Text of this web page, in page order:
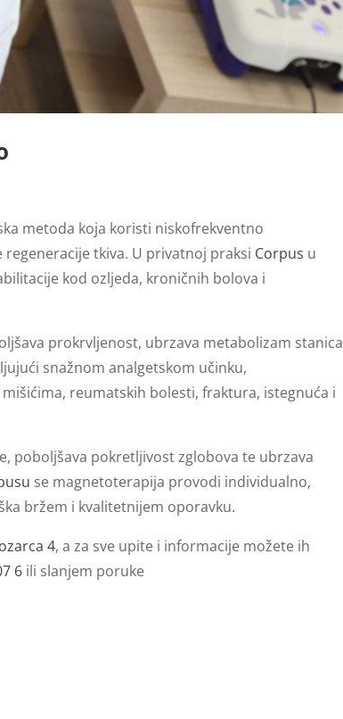
metoda koja koristi niskofrekventno
tkiva. U privatnoj praksi Corpus u
kod ozljeda, kroničnih bolova i
prokrvljenost, ubrzava metabolizam stanica
snažnom analgetskom učinku,
reumatskih bolesti, fraktura, istegnuća i
poboljšava pokretljivost zglobova te ubrzava
se magnetoterapija provodi individualno,
bržem i kvalitetnijem oporavku.
4, a za sve upite i informacije možete ih
6 ili slanjem poruke